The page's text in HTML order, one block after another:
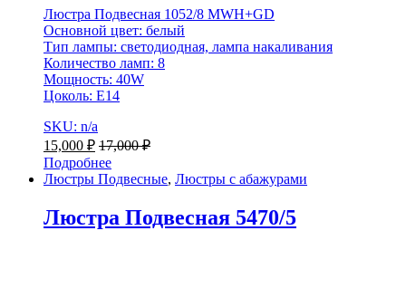
Люстра Подвесная 1052/8 MWH+GD
Основной цвет: белый
Тип лампы: светодиодная, лампа накаливания
Количество ламп: 8
Мощность: 40W
Цоколь: Е14
SKU: n/a
15,000 ₽ 17,000₽
Подробнее
Люстры Подвесные, Люстры с абажурами
Люстра Подвесная 5470/5